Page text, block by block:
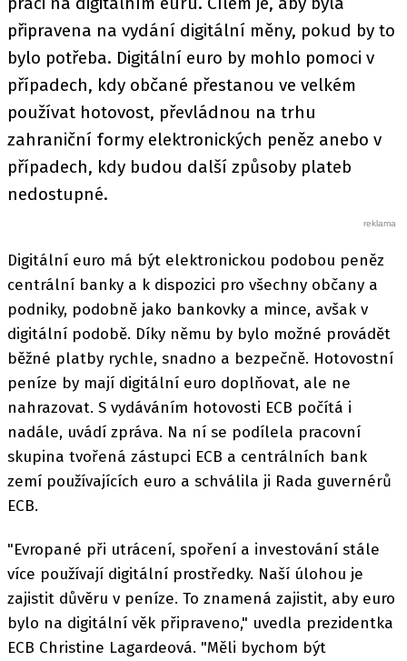
připravena na vydání digitální měny, pokud by to
bylo potřeba. Digitální euro by mohlo pomoci v
případech, kdy občané přestanou ve velkém
používat hotovost, převládnou na trhu
zahraniční formy elektronických peněz anebo v
případech, kdy budou další způsoby plateb
nedostupné.
Digitální euro má být elektronickou podobou peněz
centrální banky a k dispozici pro všechny občany a
podniky, podobně jako bankovky a mince, avšak v
digitální podobě. Díky němu by bylo možné provádět
běžné platby rychle, snadno a bezpečně. Hotovostní
peníze by mají digitální euro doplňovat, ale ne
nahrazovat. S vydáváním hotovosti ECB počítá i
nadále, uvádí zpráva. Na ní se podílela pracovní
skupina tvořená zástupci ECB a centrálních bank
zemí používajících euro a schválila ji Rada guvernérů
ECB.
"Evropané při utrácení, spoření a investování stále
více používají digitální prostředky. Naší úlohou je
zajistit důvěru v peníze. To znamená zajistit, aby euro
bylo na digitální věk připraveno," uvedla prezidentka
ECB Christine Lagardeová. "Měli bychom být